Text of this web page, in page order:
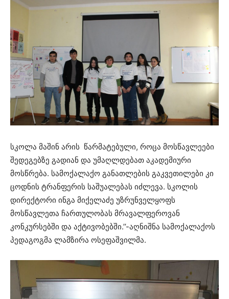
სკოლა მაშინ არის წარმატებული, როცა მოსწავლეები
შედეგებზე გადიან და უმაღლდებათ აკადემიური
მოსწრება. სამოქალაქო განათლების გაკვეთილები კი
ცოდნის ტრანფერის საშუალებას იძლევა. სკოლის
დირექტორი ინგა მიქელაძე უზრუნველყოფს
მოსწავლეთა ჩართულობას მრავალფეროვან
კონკურსებში და აქტივობებში.’’-აღნიშნა სამოქალაქოს
პედაგოგმა ლამზირა ოსეფაშვილმა.